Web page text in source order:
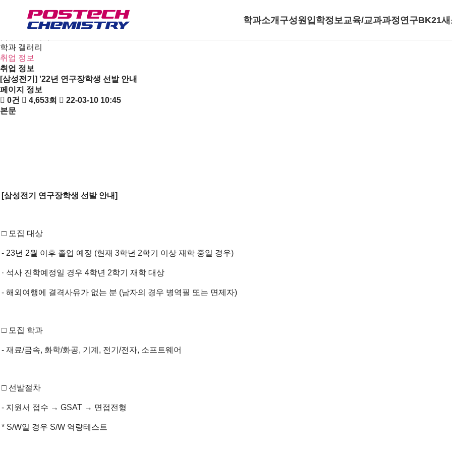
학과소개 구성원입학정보교육/교과과정연구BK21새
공지사항
학과 갤러리
취업 정보
취업 정보
[삼성전기] '22년 연구장학생 선발 안내
페이지 정보
0건
4,653회
22-03-10 10:45
본문
[삼성전기 연구장학생 선발 안내]
□ 모집 대상
- 23년 2월 이후 졸업 예정 (현재 3학년 2학기 이상 재학 중일 경우)
· 석사 진학예정일 경우 4학년 2학기 재학 대상
- 해외여행에 결격사유가 없는 분 (남자의 경우 병역필 또는 면제자)
□ 모집 학과
- 재료/금속, 화학/화공, 기계, 전기/전자, 소프트웨어
□ 선발절차
- 지원서 접수 → GSAT → 면접전형
* S/W일 경우 S/W 역량테스트